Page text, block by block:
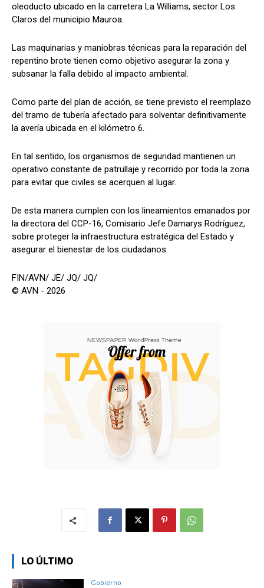
oleoducto ubicado en la carretera La Williams, sector Los
Claros del municipio Mauroa.
Las maquinarias y maniobras técnicas para la reparación del
repentino brote tienen como objetivo asegurar la zona y
subsanar la falla debido al impacto ambiental.
Como parte del plan de acción, se tiene previsto el reemplazo
del tramo de tubería afectado para solventar definitivamente
la avería ubicada en el kilómetro 6.
En tal sentido, los organismos de seguridad mantienen un
operativo constante de patrullaje y recorrido por toda la zona
para evitar que civiles se acerquen al lugar.
De esta manera cumplen con los lineamientos emanados por
la directora del CCP-16, Comisario Jefe Damarys Rodríguez,
sobre proteger la infraestructura estratégica del Estado y
asegurar el bienestar de los ciudadanos.
FIN/AVN/ JE/ JQ/ JQ/
© AVN - 2026
LO ÚLTIMO
Gobierno